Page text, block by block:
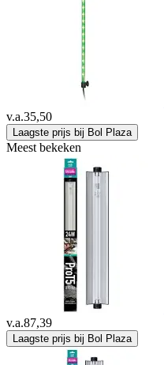
v.a.35,50
Laagste prijs bij Bol Plaza
Meest bekeken
v.a.87,39
Laagste prijs bij Bol Plaza